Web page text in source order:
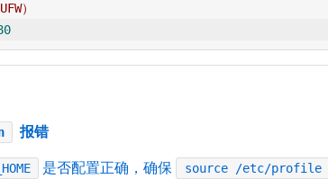
）
报错
是否配置正确，确保 source /etc/profile